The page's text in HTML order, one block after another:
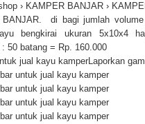
› KAMPER BANJAR ›
BANJAR. di bagi jumlah
bengkirai ukuran 5x10x4
50 batang = Rp. 160.000
jual kayu kamperLaporkan
untuk jual kayu kamper
untuk jual kayu kamper
untuk jual kayu kamper
untuk jual kayu kamper